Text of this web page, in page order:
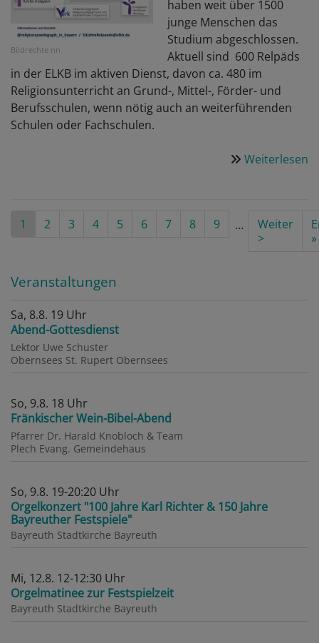
Bildrechte nn
haben weit über 1500
junge Menschen das
Studium abgeschlossen.
Aktuell sind 600 Relpäds
in der ELKB im aktiven Dienst, davon ca. 480 im
Religionsunterricht an Grund-, Mittel-, Förder- und
Berufsschulen, wenn nötig auch an weiterführenden
Schulen oder Fachschulen.
Weiterlesen
Seitennummerierung
Aktuelle
1 Seite
2 Seite
3 Seite
4 Seite
5 Seite
6 Seite
7 Seite
8 Seite
9 …
Nächste
Seite
Weiter
>
»
Veranstaltungen
Sa, 8.8. 19 Uhr
Abend-Gottesdienst
Lektor Uwe Schuster
Obernsees St. Rupert Obernsees
So, 9.8. 18 Uhr
Fränkischer Wein-Bibel-Abend
Pfarrer Dr. Harald Knobloch & Team
Plech Evang. Gemeindehaus
So, 9.8. 19-20:20 Uhr
Orgelkonzert "100 Jahre Karl Richter & 150 Jahre
Bayreuther Festspiele"
Bayreuth Stadtkirche Bayreuth
Mi, 12.8. 12-12:30 Uhr
Orgelmatinee zur Festspielzeit
Bayreuth Stadtkirche Bayreuth